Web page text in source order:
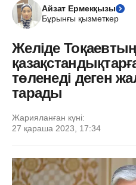
Айзат Ермекқызы
Бұрынғы қызметкер
Желіде
төленеді деген
тарады
Жарияланған күні:
27 қараша 2023, 17:34